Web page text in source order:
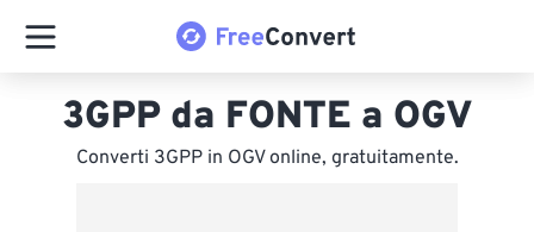
3GPP da FONTE a OGV
Converti 3GPP in OGV online, gratuitamente.